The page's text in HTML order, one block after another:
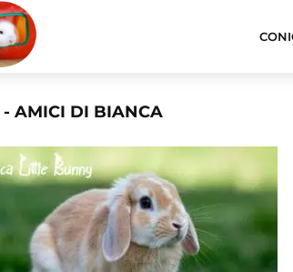
- AMICI DI BIANCA